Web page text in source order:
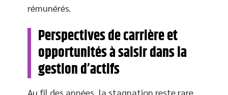
rémunérés.
Perspectives de carrière et
opportunités à saisir dans la
gestion d’actifs
Au fil des années, la stagnation reste rare